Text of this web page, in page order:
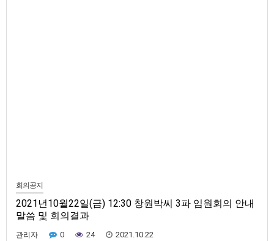
회의공지
2021년10월22일(금) 12:30 창원박씨 3파 임원회의 안내
말씀 및 회의결과
관리자 0 24 2021.10.22